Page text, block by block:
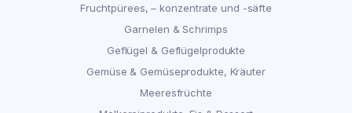
Fruchtpürees, – konzentrate und -säfte
Garnelen & Schrimps
Geflügel & Geflügelprodukte
Gemüse & Gemüseprodukte, Kräuter
Meeresfrüchte